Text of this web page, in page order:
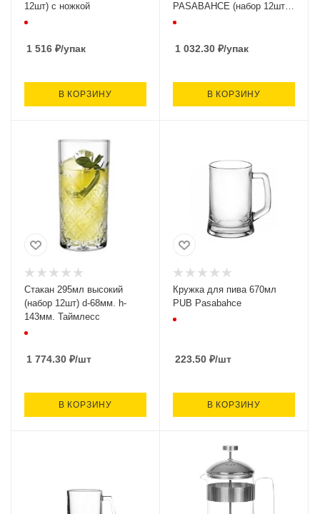
12шт) с ножкой
1 516 ₽/упак
В КОРЗИНУ
PASABAHCE (набор 12шт)
Россия
1 032.30 ₽/упак
В КОРЗИНУ
Стакан 295мл высокий
(набор 12шт) d-68мм. h-
143мм. Таймлесс
1 774.30 ₽/шт
В КОРЗИНУ
Кружка для пива 670мл
PUB Pasabahce
223.50 ₽/шт
В КОРЗИНУ